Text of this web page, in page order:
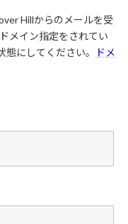
Hillからのメールを受
メイン指定をされてい
態にしてください。
ドメ